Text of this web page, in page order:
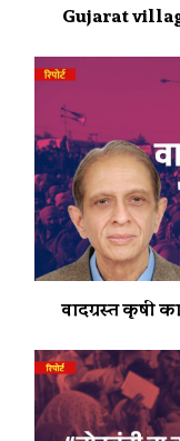
Gujarat
वादग्रस्त कृषी